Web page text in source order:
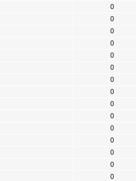
0
0
0
0
0
0
0
0
0
0
0
0
0
0
0